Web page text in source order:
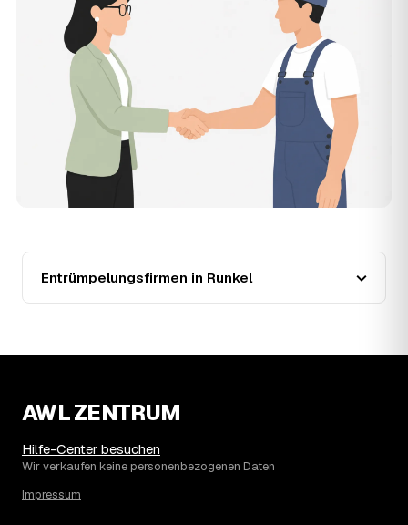
der Entrümpler, den Sie selbst auswählen.
Was kostet die Entrümpelung einer normalen
Wohnung in Runkel?
Für eine durchschnittliche Wohnung mit rund 65 m² liegen
die Kosten in Runkel bei etwa 1.840 €, das entspricht im
Schnitt rund 32,8 € je Quadratmeter. Zugänglichkeit
(Etage, Aufzug), Menge und Sperrmüllanteil verschieben
den Preis nach oben oder unten — den genauen
Festpreis nennt Ihnen der Entrümpler nach kurzer
Beschreibung.
Werden Entrümpelungen in Runkel in Zukunft
Seit 2020 verlief die Preisentwicklung in Runkel steigend
(+34 %), mit dem bisherigen Höchststand im Jahr 2022.
Eine Prognose lässt sich daraus nicht ableiten, aber die
Daten zeigen: Wer frühzeitig anfragt, sichert sich das
Die Spanne ergibt sich vor allem aus Menge und
eher am unteren Ende, eine voll möblierte Wohnung mit
Etage ohne Aufzug oder viel Sperrmüll eher am oberen.
Sondermüllanteil verschieben den Endpreis. Den genauen
Entrümpelungsfirmen in Runkel
AWL ZENTRUM
Hilfe-Center besuchen
Wir verkaufen keine personenbezogenen Daten
Impressum